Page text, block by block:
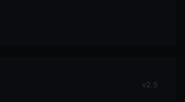
v2.5